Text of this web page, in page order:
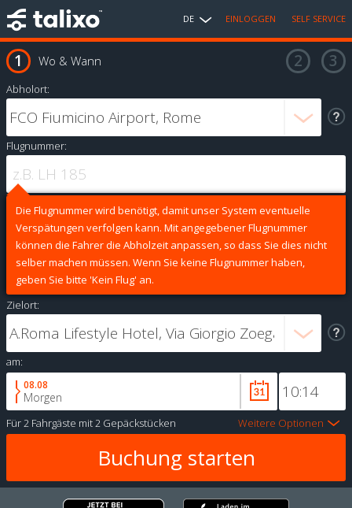
DE EINLOGGEN SELF SERVICE
Wo & Wann
Abholort:
Flugnummer:
Die Flugnummer wird benötigt, damit unser System eventuelle
Verspätungen verfolgen kann. Mit angegebener Flugnummer
können die Fahrer die Abholzeit anpassen, so dass Sie dies nicht
selber machen müssen. Wenn Sie keine Flugnummer haben,
geben Sie bitte 'Kein Flug' an.
Zielort:
am:
08.08
Morgen
Für2 Fahrgäste mit2 Gepäckstücken Weitere Optionen